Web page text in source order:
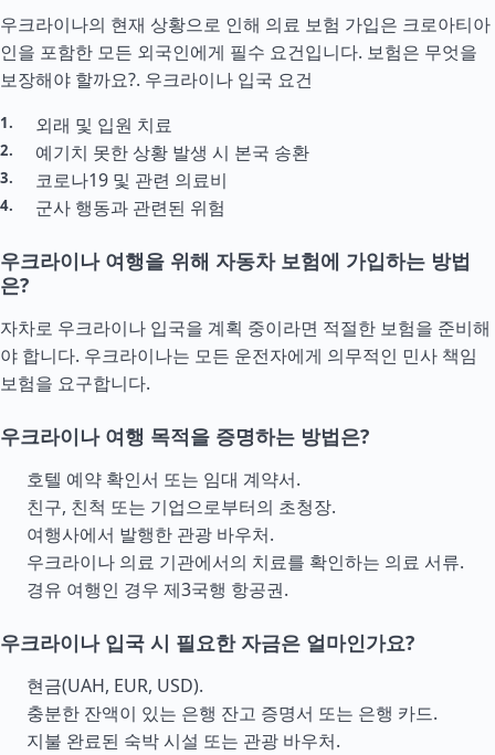
우크라이나의 현재 상황으로 인해 의료 보험 가입은 크로아티아
인을 포함한 모든 외국인에게 필수 요건입니다. 보험은 무엇을
보장해야 할까요?. 우크라이나 입국 요건
외래 및 입원 치료
예기치 못한 상황 발생 시 본국 송환
코로나19 및 관련 의료비
군사 행동과 관련된 위험
우크라이나 여행을 위해 자동차 보험에 가입하는 방법
은?
자차로 우크라이나 입국을 계획 중이라면 적절한 보험을 준비해
야 합니다. 우크라이나는 모든 운전자에게 의무적인 민사 책임
보험을 요구합니다.
우크라이나 여행 목적을 증명하는 방법은?
호텔 예약 확인서 또는 임대 계약서.
친구, 친척 또는 기업으로부터의 초청장.
여행사에서 발행한 관광 바우처.
우크라이나 의료 기관에서의 치료를 확인하는 의료 서류.
경유 여행인 경우 제3국행 항공권.
우크라이나 입국 시 필요한 자금은 얼마인가요?
현금(UAH, EUR, USD).
충분한 잔액이 있는 은행 잔고 증명서 또는 은행 카드.
지불 완료된 숙박 시설 또는 관광 바우처.